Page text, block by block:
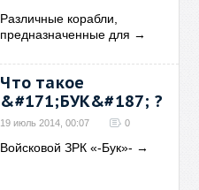
Различные корабли,
предназначенные для →
Что такое
&#171;БУК&#187; ?
19 июль 2014, 00:07 0
Войсковой ЗРК «-Бук»- →